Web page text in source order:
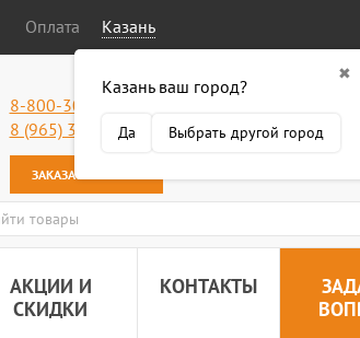
Оплата Казань
✖
Казань ваш город?
Да Выбрать другой город
8-800-301-50-58
8 (965) 318-34-38
ЗАКАЗАТЬ ЗВОНОК
АКЦИИ И
СКИДКИ
КОНТАКТЫ